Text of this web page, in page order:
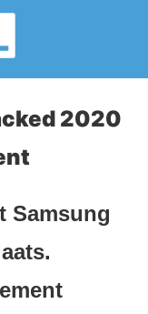
2020
Samsung